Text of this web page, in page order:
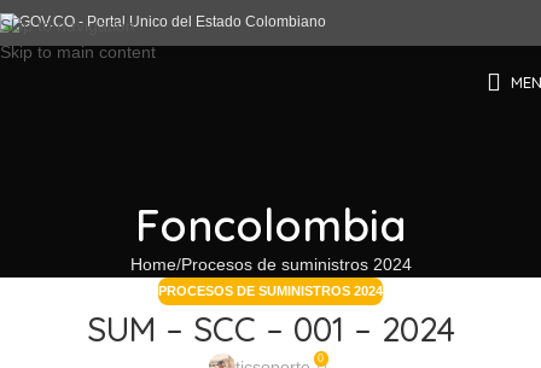
Skip to navigation
Skip to main content
Foncolombia
Home Procesos de suministros 2024
PROCESOS DE SUMINISTROS 2024
SUM – SCC – 001 – 2024
0